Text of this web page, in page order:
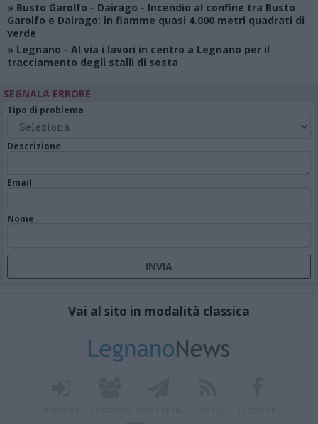
» Busto Garolfo - Dairago - Incendio al confine tra Busto
Garolfo e Dairago: in fiamme quasi 4.000 metri quadrati di
verde
» Legnano - Al via i lavori in centro a Legnano per il
tracciamento degli stalli di sosta
SEGNALA ERRORE
Tipo di problema
Descrizione
Email
Nome
Vai al sito in modalità classica